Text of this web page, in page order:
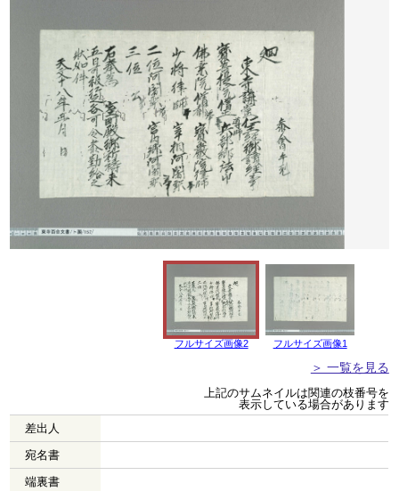
フルサイズ画像2 フルサイズ画像1
＞ 一覧を見る
上記のサムネイルは関連の枝番号を
表示している場合があります
差出人
宛名書
端裏書